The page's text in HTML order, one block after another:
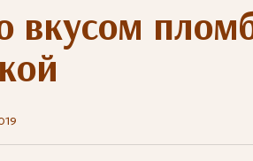
вкусом